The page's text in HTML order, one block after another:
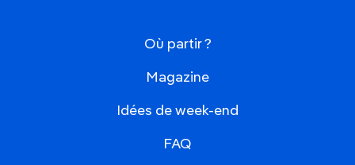
Où partir ?
Magazine
Idées de week-end
FAQ